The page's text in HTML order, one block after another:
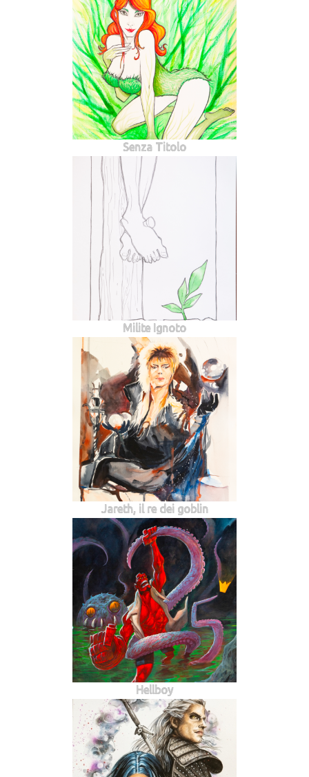
Senza Titolo
Milite Ignoto
Jareth, il re dei goblin
Hellboy